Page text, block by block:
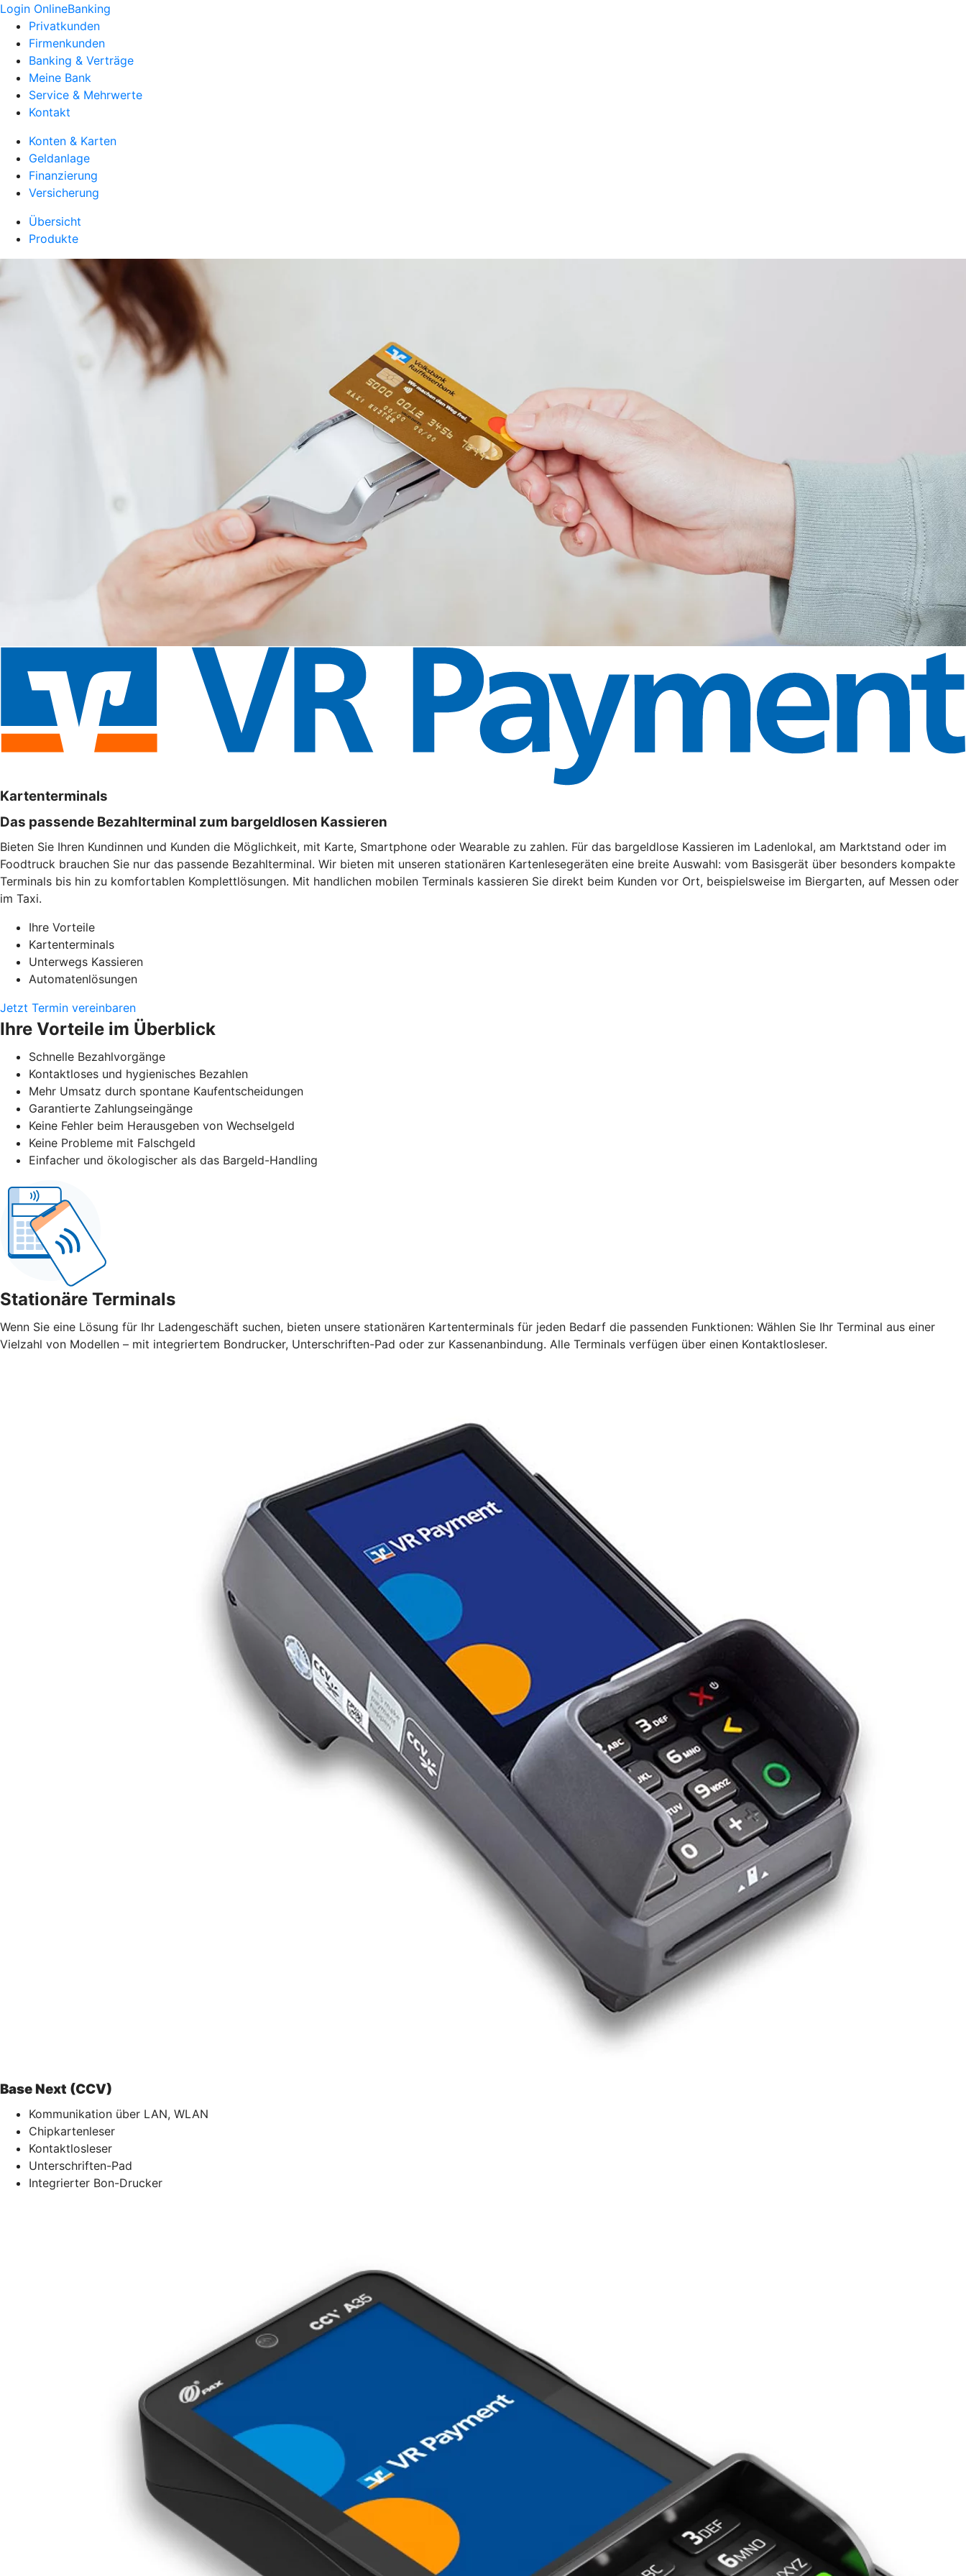
Login OnlineBanking
Privatkunden
Firmenkunden
Banking & Verträge
Meine Bank
Service & Mehrwerte
Kontakt
Konten & Karten
Geldanlage
Finanzierung
Versicherung
Übersicht
Produkte
Kartenterminals
Das passende Bezahlterminal zum bargeldlosen Kassieren
Bieten Sie Ihren Kundinnen und Kunden die Möglichkeit, mit Karte, Smartphone oder Wearable zu zahlen. Für das bargeldlose Kassieren im Ladenlokal, am Marktstand oder im
Foodtruck brauchen Sie nur das passende Bezahlterminal. Wir bieten mit unseren stationären Kartenlesegeräten eine breite Auswahl: vom Basisgerät über besonders kompakte
Terminals bis hin zu komfortablen Komplettlösungen. Mit handlichen mobilen Terminals kassieren Sie direkt beim Kunden vor Ort, beispielsweise im Biergarten, auf Messen oder
im Taxi.
Ihre Vorteile
Kartenterminals
Unterwegs Kassieren
Automatenlösungen
Jetzt Termin vereinbaren
Ihre Vorteile im Überblick
Schnelle Bezahlvorgänge
Kontaktloses und hygienisches Bezahlen
Mehr Umsatz durch spontane Kaufentscheidungen
Garantierte Zahlungseingänge
Keine Fehler beim Herausgeben von Wechselgeld
Keine Probleme mit Falschgeld
Einfacher und ökologischer als das Bargeld-Handling
Stationäre Terminals
Wenn Sie eine Lösung für Ihr Ladengeschäft suchen, bieten unsere stationären Kartenterminals für jeden Bedarf die passenden Funktionen: Wählen Sie Ihr Terminal aus einer
Vielzahl von Modellen – mit integriertem Bondrucker, Unterschriften-Pad oder zur Kassenanbindung. Alle Terminals verfügen über einen Kontaktlosleser.
Base Next (CCV)
Kommunikation über LAN, WLAN
Chipkartenleser
Kontaktlosleser
Unterschriften-Pad
Integrierter Bon-Drucker